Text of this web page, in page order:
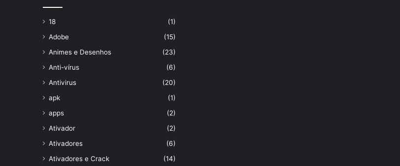
18
(1)
Adobe
(15)
Animes e Desenhos
(23)
Anti-vírus
(6)
Antivirus
(20)
apk
(1)
apps
(2)
Ativador
(2)
Ativadores
(6)
Ativadores e Crack
(14)